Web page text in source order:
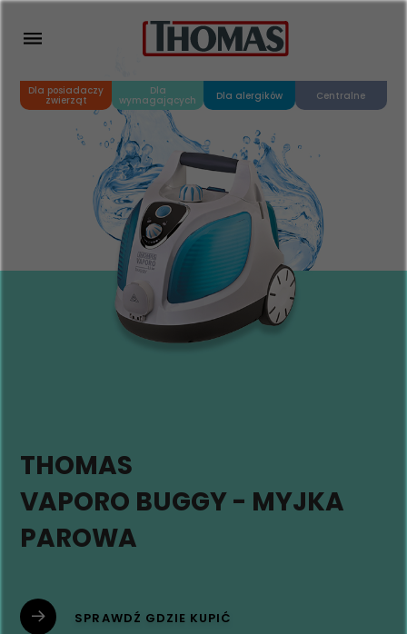
Dla posiadaczy
zwierząt
Dla
wymagających Dla alergików Centralne
THOMAS
VAPORO BUGGY - MYJKA
PAROWA
SPRAWDŹ GDZIE KUPIĆ